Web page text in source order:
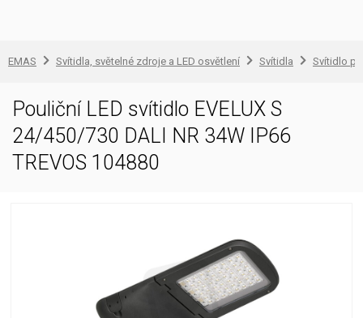
EMAS Svítidla, světelné zdroje a LED osvětlení Svítidla Svítidlo
Pouliční LED svítidlo EVELUX S
24/450/730 DALI NR 34W IP66
TREVOS 104880